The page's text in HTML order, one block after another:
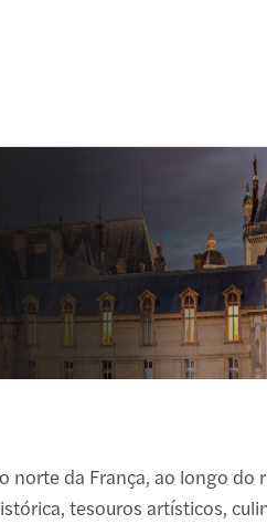
da França, ao longo do
tesouros artísticos,